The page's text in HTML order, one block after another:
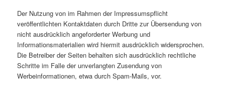
Der Nutzung von im Rahmen der Impressumspflicht
veröffentlichten Kontaktdaten durch Dritte zur Übersendung von
nicht ausdrücklich angeforderter Werbung und
Informationsmaterialien wird hiermit ausdrücklich widersprochen.
Die Betreiber der Seiten behalten sich ausdrücklich rechtliche
Schritte im Falle der unverlangten Zusendung von
Werbeinformationen, etwa durch Spam-Mails, vor.